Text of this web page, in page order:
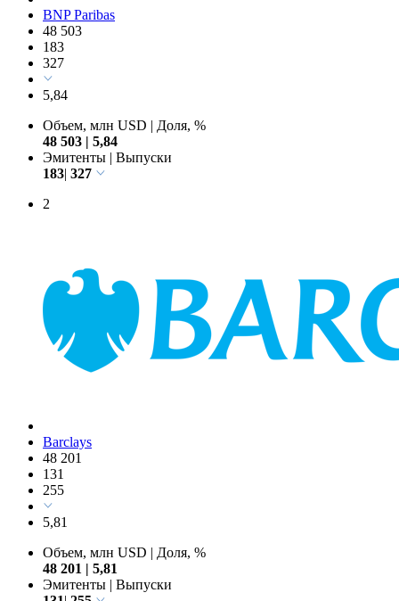
BNP Paribas
48 503
183
327
5,84
Объем, млн USD
Доля, %
48 503
5,84
Эмитенты
Выпуски
183 327
2
Barclays
48 201
131
255
5,81
Объем, млн USD
Доля, %
48 201
5,81
Эмитенты
Выпуски